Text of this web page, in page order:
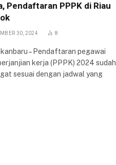
Pendaftaran PPPK di Riau
30, 2024 8
– Pendaftaran pegawai
kerja (PPPK) 2024 sudah
sesuai dengan jadwal yang